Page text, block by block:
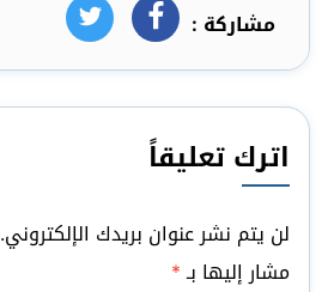
مشاركة : فيسبوكتويتر
اترك تعليقاً
لن يتم نشر عنوان بريدك الإلكتروني.
مشار إليها بـ*